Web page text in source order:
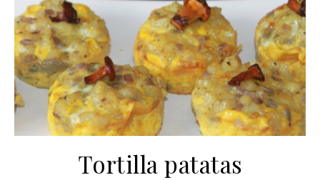
Tortilla patatas